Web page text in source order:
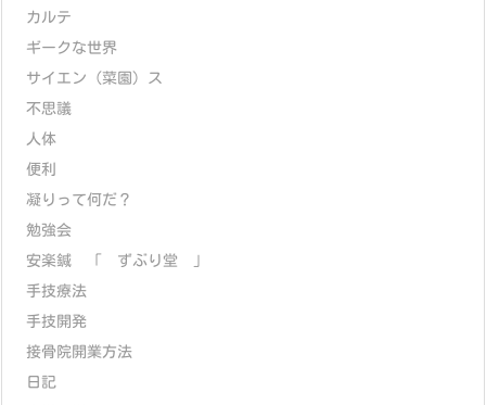
カルテ
ギークな世界
サイエン（菜園）ス
不思議
人体
便利
凝りって何だ？
勉強会
安楽鍼 「 ずぶり堂 」
手技療法
手技開発
接骨院開業方法
日記